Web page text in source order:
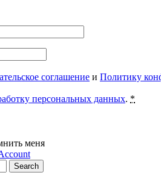
соглашение и Политику
персональных данных. *
меня
Search